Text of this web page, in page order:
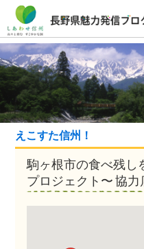
えこすた信州！
駒ヶ根市の⾷べ残し
プロジェクト〜 協力